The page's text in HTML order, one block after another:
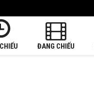
ĐANG CHIẾU